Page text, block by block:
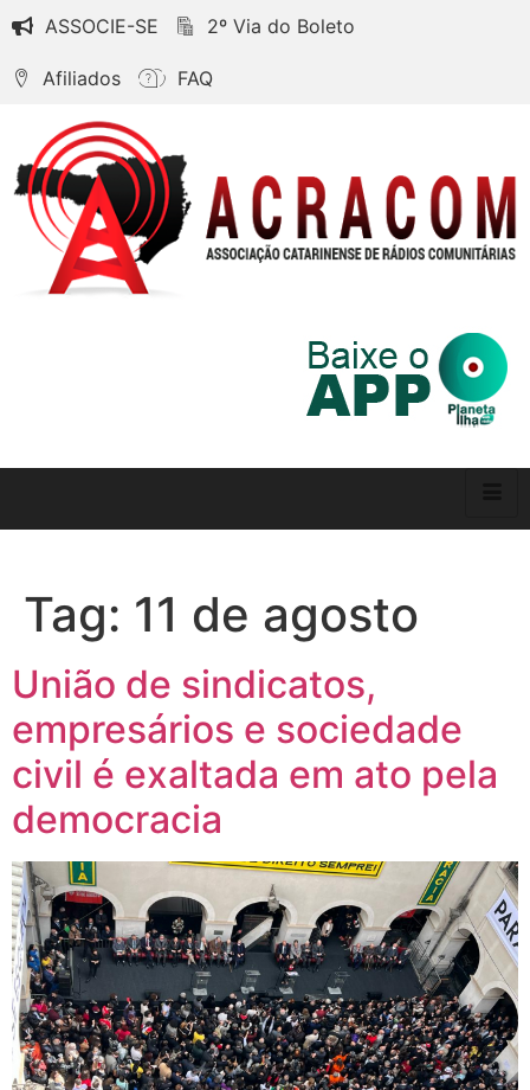
ASSOCIE-SE 2º Via do Boleto
Afiliados FAQ
Tag: 11 de agosto
União de sindicatos,
empresários e sociedade
civil é exaltada em ato pela
democracia